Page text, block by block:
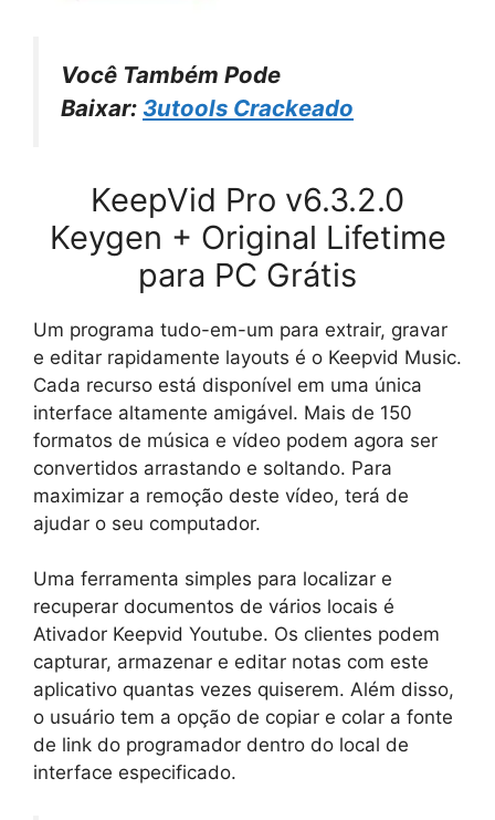
Você Também Pode
Baixar: 3utools Crackeado
KeepVid Pro v6.3.2.0
Keygen + Original Lifetime
para PC Grátis
Um programa tudo-em-um para extrair, gravar
e editar rapidamente layouts é o Keepvid Music.
Cada recurso está disponível em uma única
interface altamente amigável. Mais de 150
formatos de música e vídeo podem agora ser
convertidos arrastando e soltando. Para
maximizar a remoção deste vídeo, terá de
ajudar o seu computador.
Uma ferramenta simples para localizar e
recuperar documentos de vários locais é
Ativador Keepvid Youtube. Os clientes podem
capturar, armazenar e editar notas com este
aplicativo quantas vezes quiserem. Além disso,
o usuário tem a opção de copiar e colar a fonte
de link do programador dentro do local de
interface especificado.